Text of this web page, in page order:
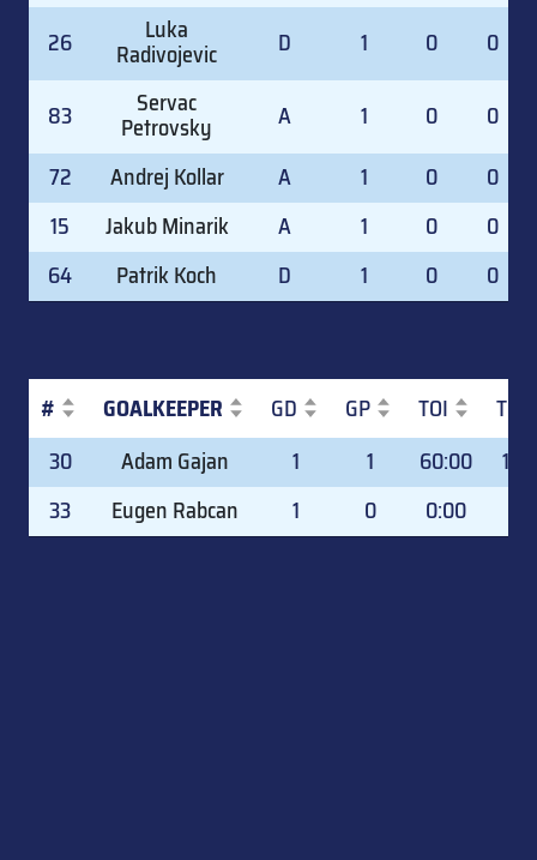
26
Luka
Radivojevic D 1 0 0
83 Servac
Petrovsky A 1 0
0
72
Andrej Kollar A 1 0
0
15
Jakub Minarik A 1 0
0
64
Patrik Koch D 1 0 0
# GOALKEEPER GD GP TOI
#
GOALKEEPER GD GP TOI
30 Adam Gajan 1 1 60:00
33
Eugen Rabcan 1 0 0:00